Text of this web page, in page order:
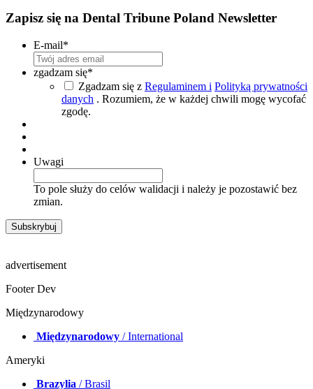
E-mail*
zgadzam się*
Zgadzam się zRegulaminem i Polityką prywatności
danych
To pole służy do celów walidacji i należy je pozostawić bez